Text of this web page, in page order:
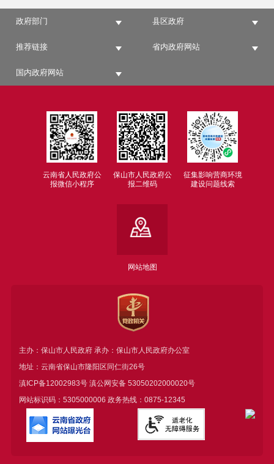
政府部门 县区政府
推荐链接 省内政府网站
国内政府网站
云南省人民政府公
报微信小程序
保山市人民政府公
报二维码
征集影响营商环境
建设问题线索
网站地图
主办：保山市人民政府 承办：保山市人民政府办公室
地址：云南省保山市隆阳区同仁街26号
滇ICP备12002983号滇公网安备 53050202000020号
网站标识码：5305000006 政务热线：0875-12345